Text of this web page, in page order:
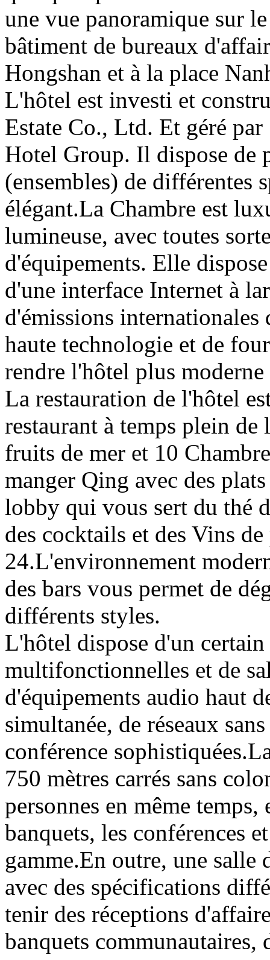
une vue panoramique sur
bâtiment de bureaux
Hongshan et à la place
L'hôtel est investi et
Estate Co., Ltd. Et géré
Hotel Group. Il dispose de
(ensembles) de différentes
élégant.La Chambre est
lumineuse, avec toutes
d'équipements. Elle
d'une interface Internet à
d'émissions
haute technologie et de
rendre l'hôtel plus moderne
La restauration de l'hôtel
restaurant à temps plein
fruits de mer et 10
manger Qing avec des
lobby qui vous sert du thé
des cocktails et des Vins
24.L'environnement
des bars vous permet de
différents styles.
L'hôtel dispose d'un
multifonctionnelles et de
d'équipements audio haut
simultanée, de réseaux
conférence
750 mètres carrés sans
personnes en même
banquets, les conférences
gamme.En outre, une
avec des spécifications
tenir des réceptions
banquets communautaires,